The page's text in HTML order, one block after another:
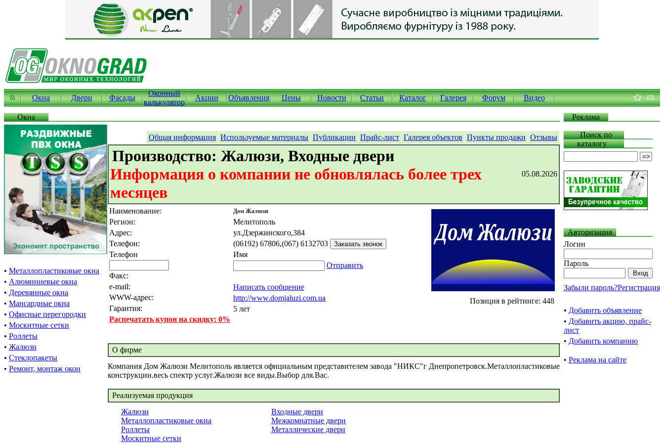
Окна Двери Фасады
Оконный
калькулятор
Акции Объявления Цены Новости Статьи Каталог Галерея Форум Видео
Окна Реклама
• Металлопластиковые окна
• Алюминиевые окна
• Деревянные окна
• Мансардные окна
• Офисные перегородки
• Москитные сетки
• Роллеты
• Жалюзи
• Стеклопакеты
• Ремонт, монтаж окон
Общая информация Используемые материалы Публикации Прайс-лист Галерея объектов Пункты продажи Отзывы
Производство: Жалюзи, Входные двери
Информация о компании не обновлялась более трех
месяцев
05.08.2026
Наименование:
Регион:
Адрес:
Телефон:
Телефон
Факс:
e-mail:
WWW-адрес:
Гарантия:
Распечатать купон на скидку: 0%
Дом Жалюзи
Мелитополь
ул.Дзержинского,384
(06192) 67806,(067) 6132703
Имя
Отправить
Написать сообщение
http://www.domjaluzi.com.ua
5 лет
Позиция в рейтинге: 448
О фирме
Компания Дом Жалюзи Мелитополь является официальным представителем завода "НИКС"г Днепропетровск.Металлопластиковые
конструкции.весь спектр услуг.Жалюзи все виды.Выбор для.Вас.
Реализуемая продукция
Жалюзи
Металлопластиковые окна
Роллеты
Москитные сетки
Входные двери
Межкомнатные двери
Металлические двери
Поиск по
каталогу
Авторизация
Логин
Пароль
Забыли пароль?Регистрация
• Добавить объявление
• Добавить акцию, прайс-
лист
• Добавить компанию
• Реклама на сайте